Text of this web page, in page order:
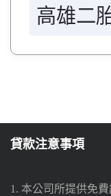
高雄二
貸款注意事項
1. 本公司所提供免